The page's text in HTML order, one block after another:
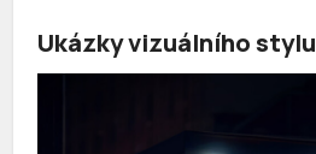
Ukázky vizuálního stylu